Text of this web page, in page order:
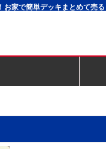
家で簡単デッキまとめて売る